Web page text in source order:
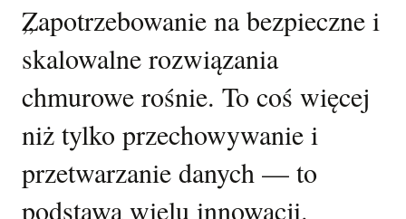
Karuzela
ofert
„
Zapotrzebowanie na bezpieczne i
skalowalne rozwiązania
chmurowe rośnie. To coś więcej
niż tylko przechowywanie i
przetwarzanie danych — to
podstawa wielu innowacji.
„
Niezwykła zdolność Oracle
Cloud Infrastructure do
pomagania klientom w
zaspokajaniu ich potrzeb
regulacyjnych, wydajnościowych
i bezpieczeństwa zwiększy nasze